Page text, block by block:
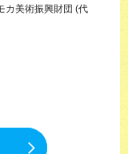
カ美術振興財団 (代